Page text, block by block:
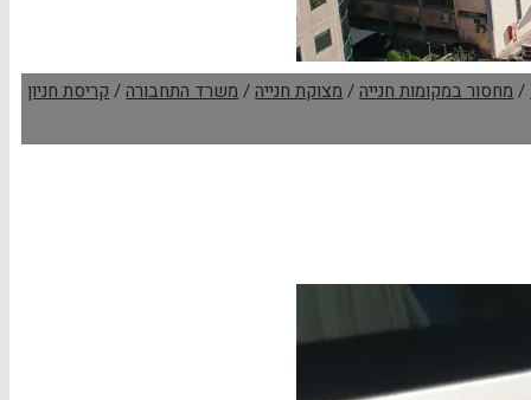
/ מחסור במקומות חנייה/ מצוקת חנייה/ משרד התחבורה/ קריסת חניון